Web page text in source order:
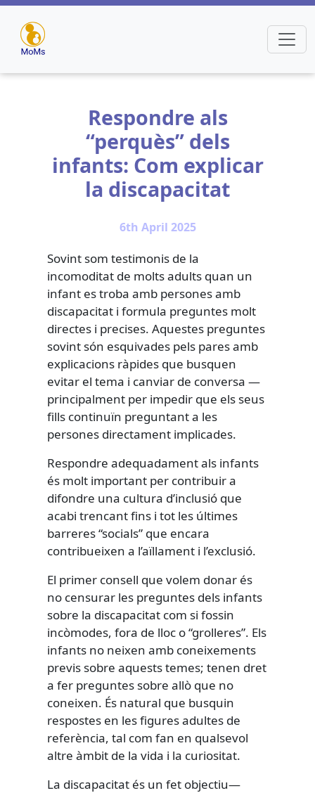
Respondre als
“perquès” dels
infants: Com explicar
la discapacitat
6th April 2025
Sovint som testimonis de la
incomoditat de molts adults quan un
infant es troba amb persones amb
discapacitat i formula preguntes molt
directes i precises. Aquestes preguntes
sovint són esquivades pels pares amb
explicacions ràpides que busquen
evitar el tema i canviar de conversa —
principalment per impedir que els seus
fills continuïn preguntant a les
persones directament implicades.
Respondre adequadament als infants
és molt important per contribuir a
difondre una cultura d’inclusió que
acabi trencant fins i tot les últimes
barreres “socials” que encara
contribueixen a l’aïllament i l’exclusió.
El primer consell que volem donar és
no censurar les preguntes dels infants
sobre la discapacitat com si fossin
incòmodes, fora de lloc o “grolleres”. Els
infants no neixen amb coneixements
previs sobre aquests temes; tenen dret
a fer preguntes sobre allò que no
coneixen. És natural que busquin
respostes en les figures adultes de
referència, tal com fan en qualsevol
altre àmbit de la vida i la curiositat.
La discapacitat és un fet objectiu—